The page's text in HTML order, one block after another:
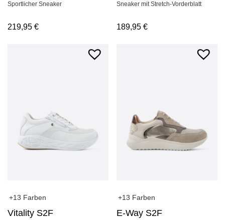
Sportlicher Sneaker
219,95 €
Sneaker mit Stretch-Vorderblatt
189,95€
+13 Farben
Vitality S2F
+13 Farben
E-Way S2F